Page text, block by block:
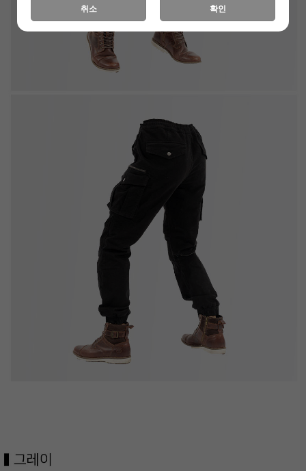
취소 확인